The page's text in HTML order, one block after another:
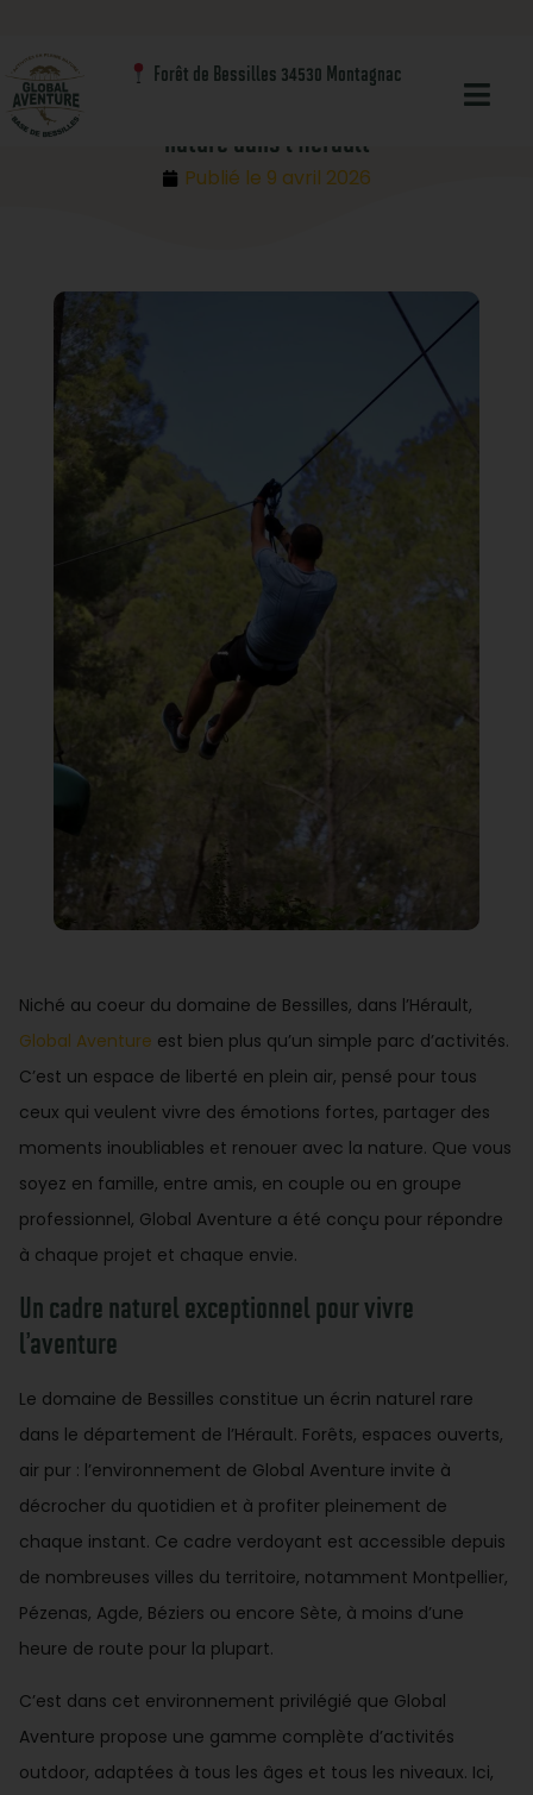
Forêt de Bessilles 34530 Montagnac
BlogNos activités
Global Aventure : le parc de loisirs en pleine
nature dans l’Hérault
Publié le 9 avril 2026
Niché au coeur du domaine de Bessilles, dans l’Hérault,
Global Aventure est bien plus qu’un simple parc d’activités.
C’est un espace de liberté en plein air, pensé pour tous
ceux qui veulent vivre des émotions fortes, partager des
moments inoubliables et renouer avec la nature. Que vous
soyez en famille, entre amis, en couple ou en groupe
professionnel, Global Aventure a été conçu pour répondre
à chaque projet et chaque envie.
Un cadre naturel exceptionnel pour vivre
l’aventure
Le domaine de Bessilles constitue un écrin naturel rare
dans le département de l’Hérault. Forêts, espaces ouverts,
air pur : l’environnement de Global Aventure invite à
décrocher du quotidien et à profiter pleinement de
chaque instant. Ce cadre verdoyant est accessible depuis
de nombreuses villes du territoire, notamment Montpellier,
Pézenas, Agde, Béziers ou encore Sète, à moins d’une
heure de route pour la plupart.
C’est dans cet environnement privilégié que Global
Aventure propose une gamme complète d’activités
outdoor, adaptées à tous les âges et tous les niveaux. Ici,